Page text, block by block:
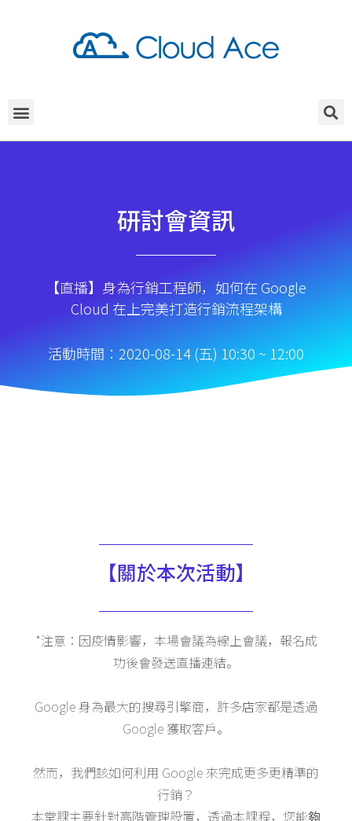
研討會資訊
【直播】身為行銷工程師，如何在 Google
Cloud 在上完美打造行銷流程架構
活動時間：2020-08-14 (五) 10:30 ~ 12:00
【關於本次活動】
*注意：因疫情影響，本場會議為線上會議，報名成
功後會發送直播連結。
Google 身為最大的搜尋引擎商，許多店家都是透過
Google 獲取客戶。
然而，我們該如何利用 Google 來完成更多更精準的
行銷？
本堂課主要針對高階管理設置，透過本課程，您能夠